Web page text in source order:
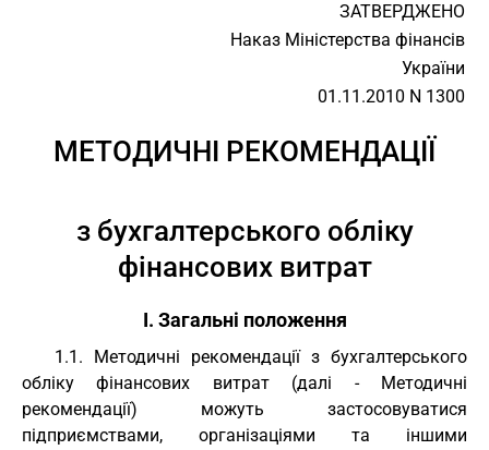
ЗАТВЕРДЖЕНО
Наказ Міністерства фінансів
України
01.11.2010 N 1300
МЕТОДИЧНІ РЕКОМЕНДАЦІЇ
з бухгалтерського обліку
фінансових витрат
I. Загальні положення
1.1. Методичні рекомендації з бухгалтерського
обліку фінансових витрат (далі - Методичні
рекомендації) можуть застосовуватися
підприємствами, організаціями та іншими